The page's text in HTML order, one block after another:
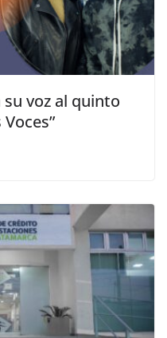
voz al quinto